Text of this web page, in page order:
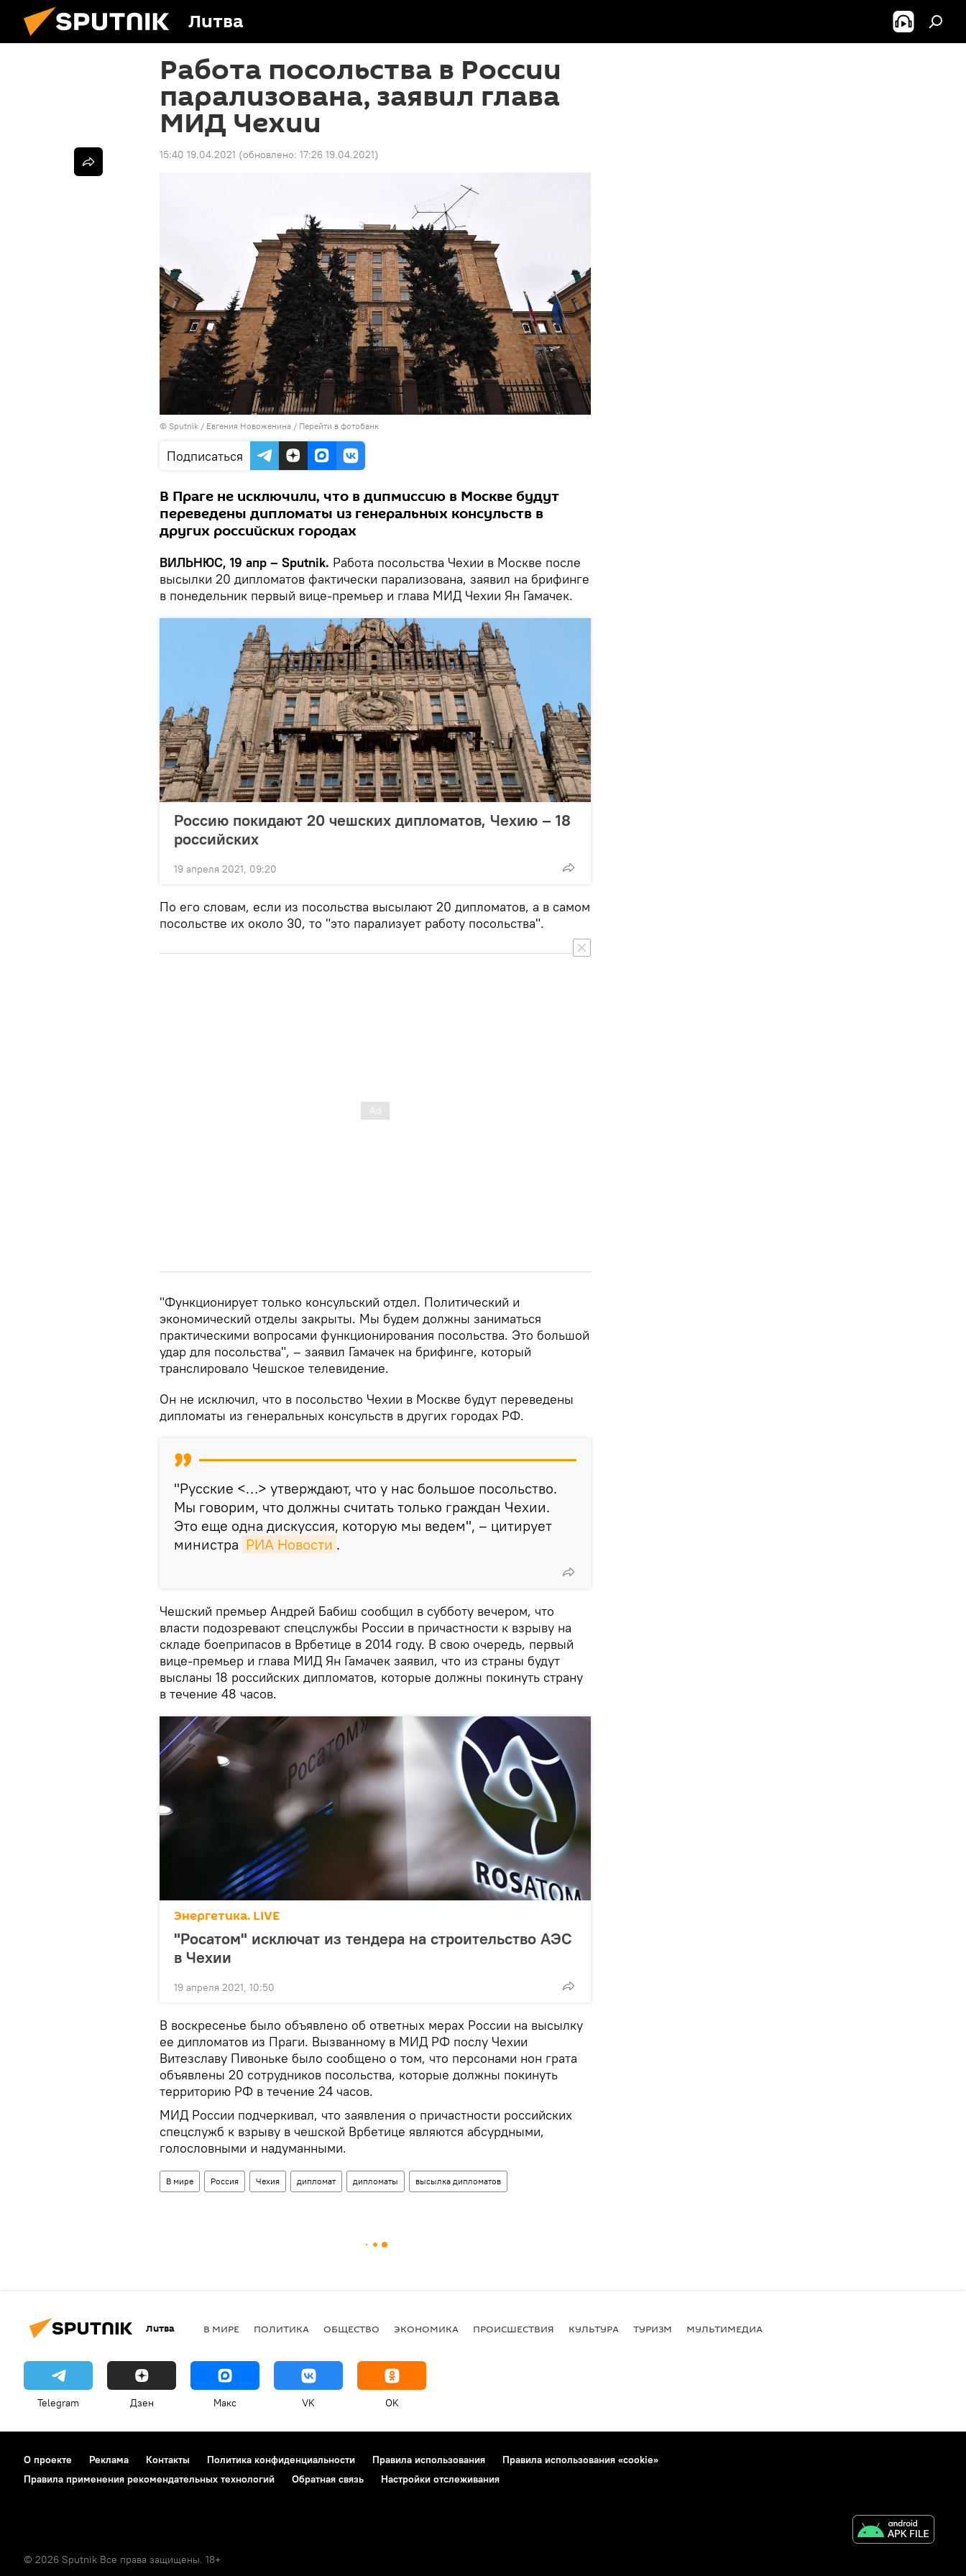
Литва
Работа посольства в России
парализована, заявил глава
МИД Чехии
15:40 19.04.2021 (обновлено: 17:26 19.04.2021)
© Sputnik / Евгения Новоженина / Перейти в фотобанк
Подписаться
В Праге не исключили, что в дипмиссию в Москве будут
переведены дипломаты из генеральных консульств в
других российских городах
ВИЛЬНЮС, 19 апр – Sputnik. Работа посольства Чехии в Москве после
высылки 20 дипломатов фактически парализована, заявил на брифинге
в понедельник первый вице-премьер и глава МИД Чехии Ян Гамачек.
Россию покидают 20 чешских дипломатов, Чехию – 18
российских
19 апреля 2021, 09:20
По его словам, если из посольства высылают 20 дипломатов, а в самом
посольстве их около 30, то "это парализует работу посольства".
"Функционирует только консульский отдел. Политический и
экономический отделы закрыты. Мы будем должны заниматься
практическими вопросами функционирования посольства. Это большой
удар для посольства", – заявил Гамачек на брифинге, который
транслировало Чешское телевидение.
Он не исключил, что в посольство Чехии в Москве будут переведены
дипломаты из генеральных консульств в других городах РФ.
"Русские <…> утверждают, что у нас большое посольство.
Мы говорим, что должны считать только граждан Чехии.
Это еще одна дискуссия, которую мы ведем", – цитирует
министра РИА Новости .
Чешский премьер Андрей Бабиш сообщил в субботу вечером, что
власти подозревают спецслужбы России в причастности к взрыву на
складе боеприпасов в Врбетице в 2014 году. В свою очередь, первый
вице-премьер и глава МИД Ян Гамачек заявил, что из страны будут
высланы 18 российских дипломатов, которые должны покинуть страну
в течение 48 часов.
Энергетика. LIVE
"Росатом" исключат из тендера на строительство АЭС
в Чехии
19 апреля 2021, 10:50
В воскресенье было объявлено об ответных мерах России на высылку
ее дипломатов из Праги. Вызванному в МИД РФ послу Чехии
Витезславу Пивоньке было сообщено о том, что персонами нон грата
объявлены 20 сотрудников посольства, которые должны покинуть
территорию РФ в течение 24 часов.
МИД России подчеркивал, что заявления о причастности российских
спецслужб к взрыву в чешской Врбетице являются абсурдными,
голословными и надуманными.
В мире Россия Чехия дипломат дипломаты высылка дипломатов
Литва В МИРЕ ПОЛИТИКА ОБЩЕСТВО ЭКОНОМИКА ПРОИСШЕСТВИЯ КУЛЬТУРА ТУРИЗМ МУЛЬТИМЕДИА
Telegram Дзен Макс VK OK
О проекте Реклама Контакты Политика конфиденциальности Правила использования
Правила использования «cookie»
Правила применения рекомендательных технологий
Обратная связь Настройки отслеживания
© 2026 Sputnik Все права защищены. 18+